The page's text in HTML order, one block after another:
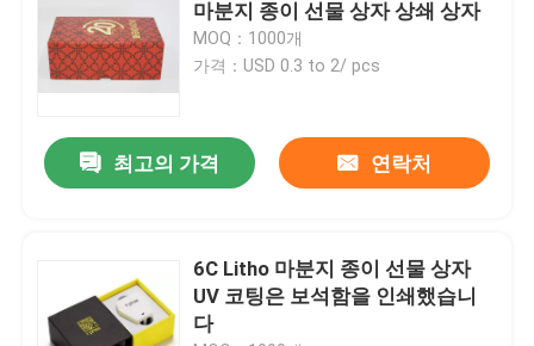
제품
우리에 대하여
공장 여행
연락주세요
마분지 종이 선물 상자 상쇄 상자
MOQ：1000개
가격：USD 0.3 to 2/ pcs
최고의 가격 연락처
6C Litho 마분지 종이 선물 상자
UV 코팅은 보석함을 인쇄했습니
다